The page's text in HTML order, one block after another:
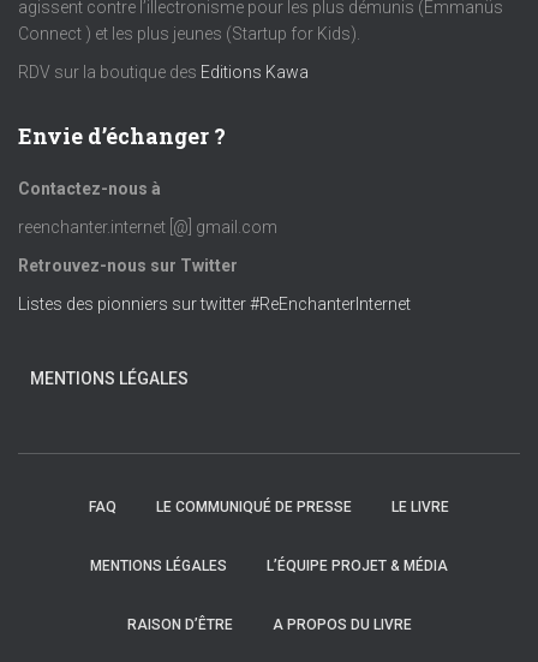
agissent contre l’illectronisme pour les plus démunis (Emmanüs
Connect ) et les plus jeunes (Startup for Kids).
RDV sur la boutique des Editions Kawa
Envie d’échanger ?
Contactez-nous à
reenchanter.internet [@] gmail.com
Retrouvez-nous sur Twitter
Listes des pionniers sur twitter #ReEnchanterInternet
MENTIONS LÉGALES
FAQ LE COMMUNIQUÉ DE PRESSE LE LIVRE
MENTIONS LÉGALES L’ÉQUIPE PROJET & MÉDIA
RAISON D’ÊTRE A PROPOS DU LIVRE